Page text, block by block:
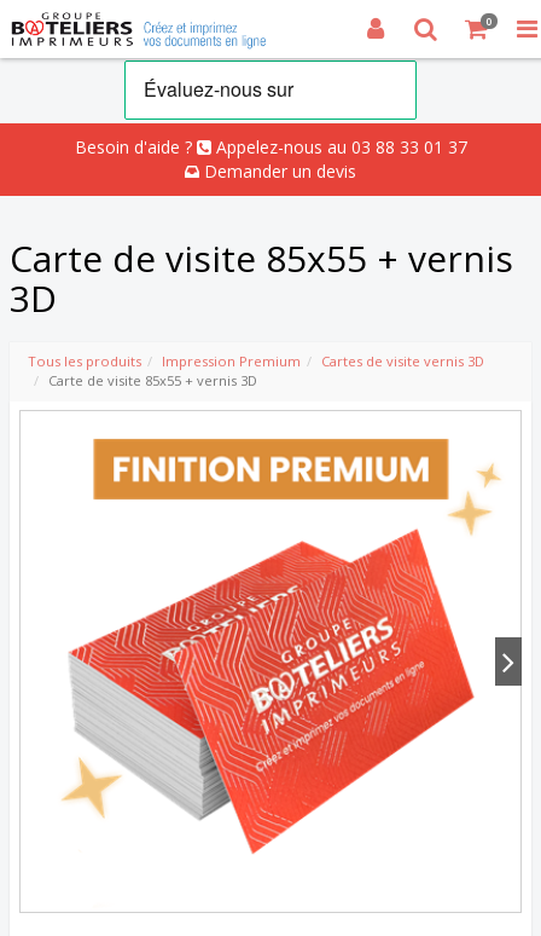
Besoin d'aide ?
Appelez-nous au 03 88 33 01 37
Demander un devis
0
Carte de visite 85x55 + vernis
3D
Tous les produits Impression Premium
Cartes de visite vernis 3D
Carte de visite 85x55 + vernis 3D